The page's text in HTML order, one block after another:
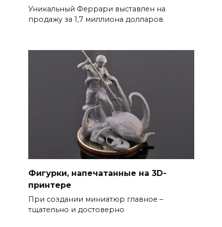
Уникальный Феррари выставлен на
продажу за 1,7 миллиона долларов.
Фигурки, напечатанные на 3D-
принтере
При создании миниатюр главное –
тщательно и достоверно